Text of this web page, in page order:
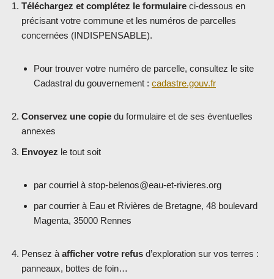
Téléchargez et complétez le formulaire ci-dessous en
précisant votre commune et les numéros de parcelles
concernées (INDISPENSABLE).
Pour trouver votre numéro de parcelle, consultez le site
Cadastral du gouvernement : cadastre.gouv.fr
Conservez une copie du formulaire et de ses éventuelles
annexes
Envoyez le tout soit
par courriel à stop-belenos@eau-et-rivieres.org
par courrier à Eau et Rivières de Bretagne, 48 boulevard
Magenta, 35000 Rennes
Pensez à afficher votre refus d’exploration sur vos terres :
panneaux, bottes de foin…